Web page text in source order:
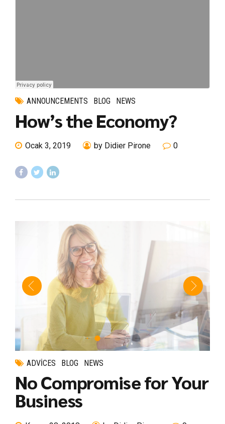
ANNOUNCEMENTS BLOG NEWS
How’s the Economy?
Ocak 3, 2019 by Didier Pirone 0
ADVICES BLOG NEWS
No Compromise for Your
Business